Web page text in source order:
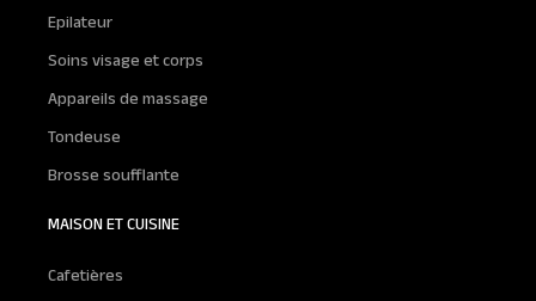
Epilateur
Soins visage et corps
Appareils de massage
Tondeuse
Brosse soufflante
MAISON ET CUISINE
Cafetières